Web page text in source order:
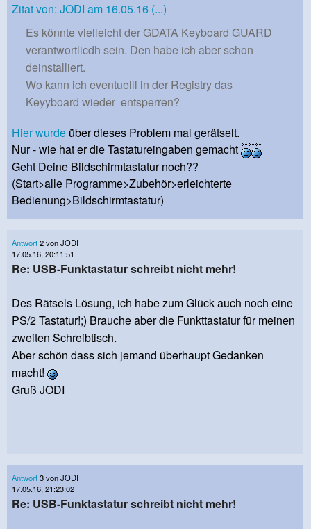
Zitat von: JODI am 16.05.16 (...)
Es könnte vielleicht der GDATA Keyboard GUARD
verantwortlicdh sein. Den habe ich aber schon
deinstalliert.
Wo kann ich eventuelll in der Registry das
Keyyboard wieder entsperren?
Hier wurde über dieses Problem mal gerätselt.
Nur - wie hat er die Tastatureingaben gemacht
Geht Deine Bildschirmtastatur noch??
(Start>alle Programme>Zubehör>erleichterte
Bedienung>Bildschirmtastatur)
Antwort2 von JODI
17.05.16, 20:11:51
Re: USB-Funktastatur schreibt nicht mehr!
Des Rätsels Lösung, ich habe zum Glück auch noch eine
PS/2 Tastatur!;) Brauche aber die Funkttastatur für meinen
zweiten Schreibtisch.
Aber schön dass sich jemand überhaupt Gedanken
macht!
Gruß JODI
Antwort3 von JODI
17.05.16, 21:23:02
Re: USB-Funktastatur schreibt nicht mehr!